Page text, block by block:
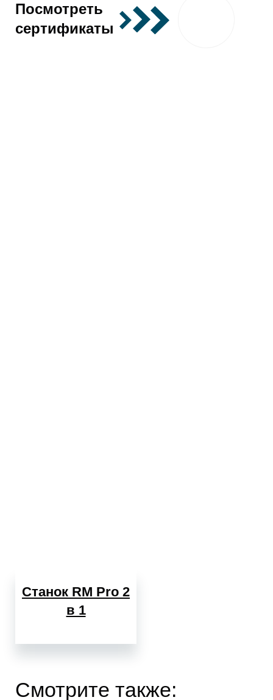
Посмотреть
сертификаты
Станок RM Pro 2
в 1
Смотрите также: